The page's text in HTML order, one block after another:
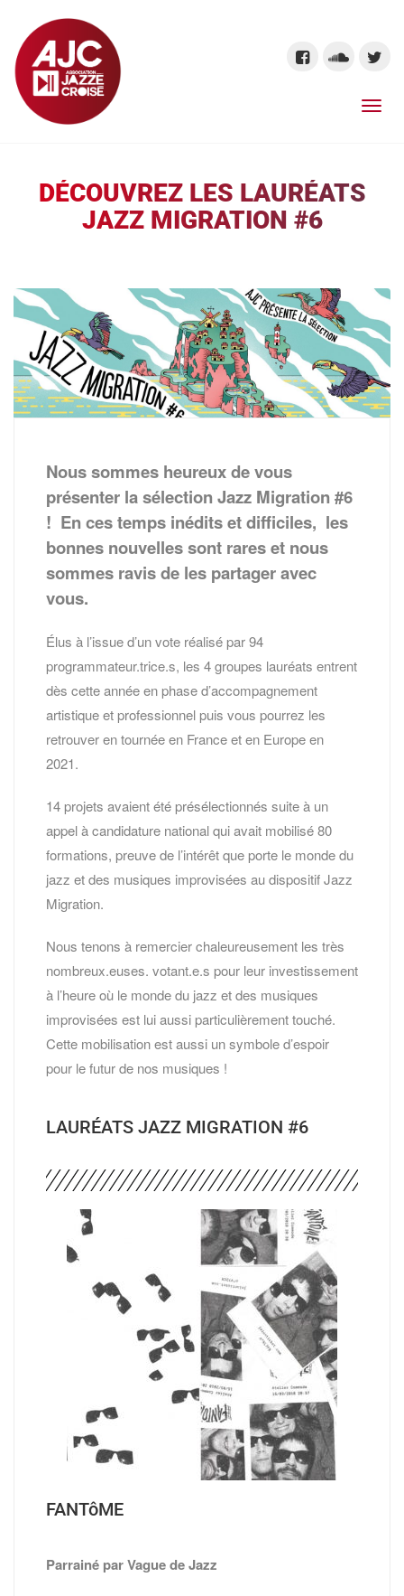
DÉCOUVREZ LES LAURÉATS
JAZZ MIGRATION #6
Nous sommes heureux de vous
présenter la sélection Jazz Migration #6
! En ces temps inédits et difficiles, les
bonnes nouvelles sont rares et nous
sommes ravis de les partager avec
vous.
Élus à l’issue d’un vote réalisé par 94
programmateur.trice.s, les 4 groupes lauréats entrent
dès cette année en phase d’accompagnement
artistique et professionnel puis vous pourrez les
retrouver en tournée en France et en Europe en
2021.
14 projets avaient été présélectionnés suite à un
appel à candidature national qui avait mobilisé 80
formations, preuve de l’intérêt que porte le monde du
jazz et des musiques improvisées au dispositif Jazz
Migration.
Nous tenons à remercier chaleureusement les très
nombreux.euses. votant.e.s pour leur investissement
à l’heure où le monde du jazz et des musiques
improvisées est lui aussi particulièrement touché.
Cette mobilisation est aussi un symbole d’espoir
pour le futur de nos musiques !
LAURÉATS JAZZ MIGRATION #6
FANTôME
Parrainé par Vague de Jazz